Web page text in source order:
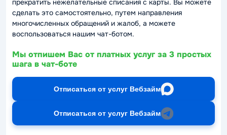
прекратить нежелательные списания с карты. Вы можете
сделать это самостоятельно, путем направления
многочисленных обращений и жалоб, а можете
воспользоваться нашим чат-ботом.
Мы отпишем Вас от платных услуг за 3 простых
шага в чат-боте
Отписаться от услуг Вебзайм
Отписаться от услуг Вебзайм